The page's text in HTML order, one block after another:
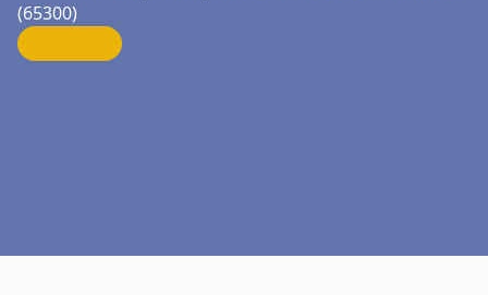
(65300)